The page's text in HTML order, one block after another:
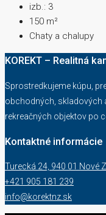
izb.: 3
150 m²
Chaty a chalupy
KOREKT – Realitná
Sprostredkujeme kúpu,
obchodných, skladových
rekreačných objektov po
Kontaktné informácie
Turecká 24, 940 01 Nové
+421 905 181 239
info@korektnz.sk